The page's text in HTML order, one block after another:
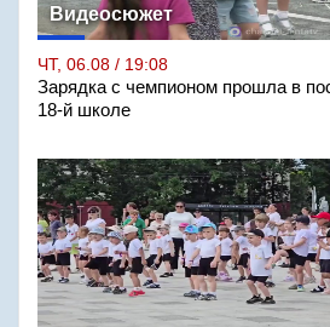
Видеосюжет
ЧТ, 06.08 / 19:08
Зарядка с чемпионом прошла в
18-й школе